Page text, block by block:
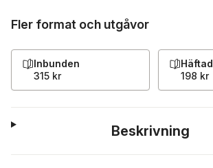
Fler format och utgåvor
Inbunden
315 kr
Häftad
198 kr
Beskrivning